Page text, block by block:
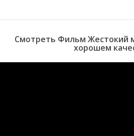
Смотреть Фильм Жестокий
хорошем